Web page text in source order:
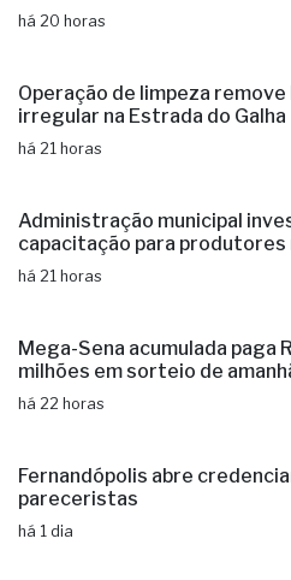
há 20 horas
Operação de limpeza remove
irregular na Estrada do Galha
há 21 horas
Administração municipal
capacitação para produtores
há 21 horas
Mega-Sena acumulada paga
milhões em sorteio de
há 22 horas
Fernandópolis abre
pareceristas
há 1 dia